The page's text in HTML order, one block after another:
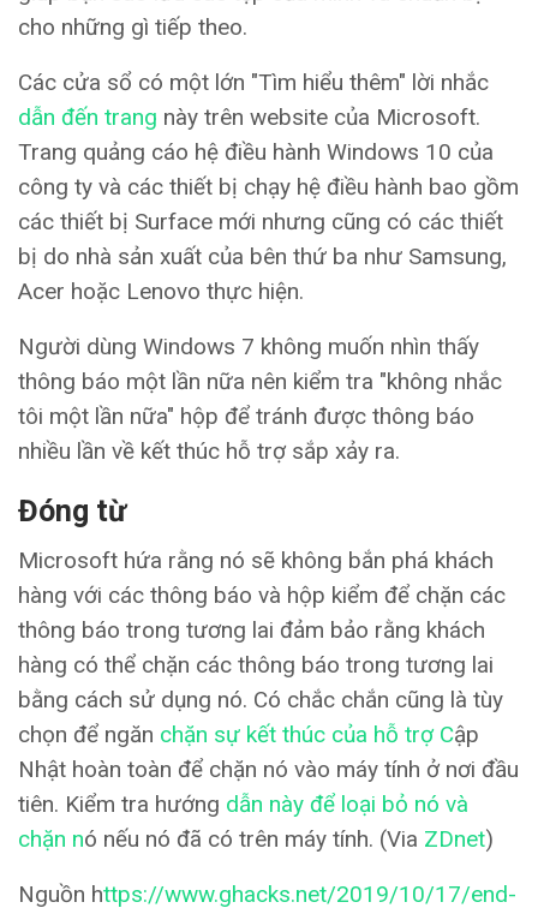
cho những gì tiếp theo.
Các cửa sổ có một lớn "Tìm hiểu thêm" lời nhắc
dẫn đến trang này trên website của Microsoft.
Trang quảng cáo hệ điều hành Windows 10 của
công ty và các thiết bị chạy hệ điều hành bao gồm
các thiết bị Surface mới nhưng cũng có các thiết
bị do nhà sản xuất của bên thứ ba như Samsung,
Acer hoặc Lenovo thực hiện.
Người dùng Windows 7 không muốn nhìn thấy
thông báo một lần nữa nên kiểm tra "không nhắc
tôi một lần nữa" hộp để tránh được thông báo
nhiều lần về kết thúc hỗ trợ sắp xảy ra.
Đóng từ
Microsoft hứa rằng nó sẽ không bắn phá khách
hàng với các thông báo và hộp kiểm để chặn các
thông báo trong tương lai đảm bảo rằng khách
hàng có thể chặn các thông báo trong tương lai
bằng cách sử dụng nó. Có chắc chắn cũng là tùy
chọn để ngăn chặn sự kết thúc của hỗ trợ Cập
Nhật hoàn toàn để chặn nó vào máy tính ở nơi đầu
tiên. Kiểm tra hướng dẫn này để loại bỏ nó và
chặn nó nếu nó đã có trên máy tính. (Via ZDnet)
Nguồn https://www.ghacks.net/2019/10/17/end-